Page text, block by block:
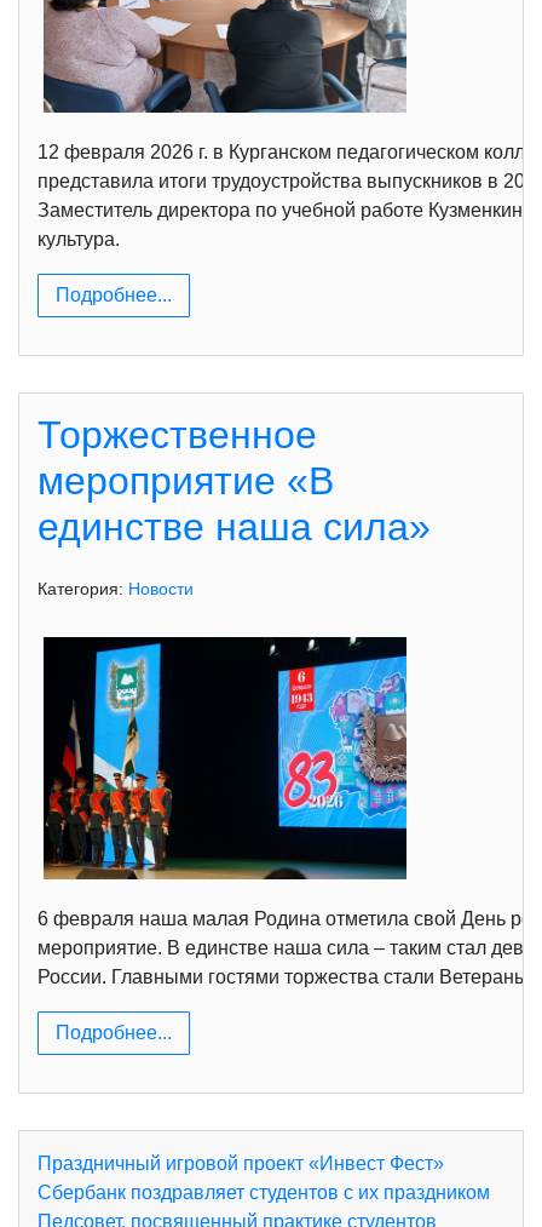
12 февраля 2026 г. в Курганском педагогическом
представила итоги трудоустройства выпускников в
Заместитель директора по учебной работе
культура.
Подробнее...
Торжественное
мероприятие «В
единстве наша сила»
Категория: Новости
6 февраля наша малая Родина отметила свой День
мероприятие. В единстве наша сила – таким стал
России. Главными гостями торжества стали Ветераны
Подробнее...
Праздничный игровой проект «Инвест Фест»
Сбербанк поздравляет студентов с их праздником
Педсовет, посвященный практике студентов